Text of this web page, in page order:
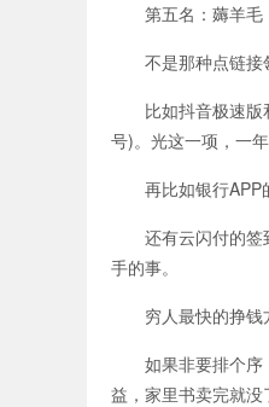
第五名：薅羊毛
不是那种点链接领
比如抖音极速版和
号)。光这一项，一年
再比如银行APP的
还有云闪付的签到
手的事。
穷人最快的挣钱
如果非要排个序：
益，家里书卖完就没